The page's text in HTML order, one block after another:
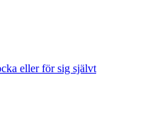
eller för sig självt